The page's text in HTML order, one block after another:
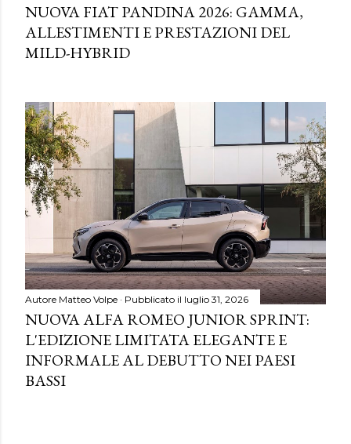
NUOVA FIAT PANDINA 2026: GAMMA,
ALLESTIMENTI E PRESTAZIONI DEL
MILD-HYBRID
Autore Matteo Volpe Pubblicato il luglio 31, 2026
NUOVA ALFA ROMEO JUNIOR SPRINT:
L'EDIZIONE LIMITATA ELEGANTE E
INFORMALE AL DEBUTTO NEI PAESI
BASSI